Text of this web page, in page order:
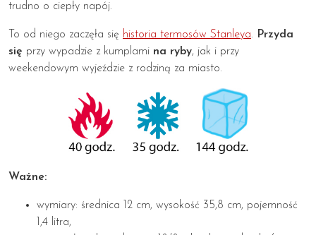
trudno o ciepły napój.
To od niego zaczęła się historia termosów Stanleya. Przyda
się przy wypadzie z kumplami na ryby, jak i przy
weekendowym wyjeździe z rodziną za miasto.
Ważne:
wymiary: średnica 12 cm, wysokość 35,8 cm, pojemność
1,4 litra,